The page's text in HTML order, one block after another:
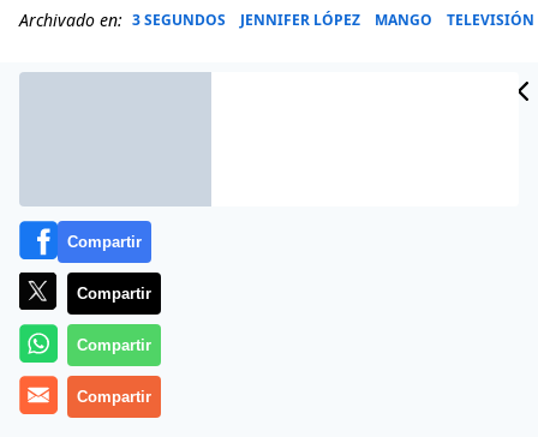
Archivado en: 3 SEGUNDOS JENNIFER LÓPEZ MANGO TELEVISIÓN
Una cosa es que Jennifer López esté muy orgullosa de
Compartir
Compartir
Compartir
Compartir